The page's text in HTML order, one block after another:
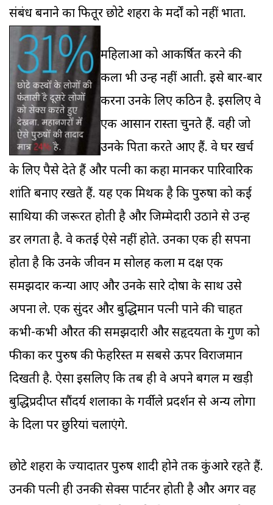
संबंध बनाने का फितूर छोटे शहरों के मर्दों को नहीं भाता.
महिलाओं को आकर्षित करने की
कला भी उन्हें नहीं आती. इसे बार-बार
करना उनके लिए कठिन है. इसलिए वे
एक आसान रास्ता चुनते हैं. वही जो
उनके पिता करते आए हैं. वे घर खर्च
के लिए पैसे देते हैं और पत्नी का कहा मानकर पारिवारिक
शांति बनाए रखते हैं. यह एक मिथक है कि पुरुषों को कई
साथियों की जरूरत होती है और जिम्मेदारी उठाने से उन्हें
डर लगता है. वे कतई ऐसे नहीं होते. उनका एक ही सपना
होता है कि उनके जीवन में सोलह कला में दक्ष एक
समझदार कन्या आए और उनके सारे दोषों के साथ उसे
अपना ले. एक सुंदर और बुद्धिमान पत्नी पाने की चाहत
कभी-कभी औरत की समझदारी और सहृदयता के गुण को
फीका कर पुरुष की फेहरिस्त में सबसे ऊपर विराजमान
दिखती है. ऐसा इसलिए कि तब ही वे अपने बगल में खड़ी
बुद्धिप्रदीप्त सौंदर्य शलाका के गर्वीले प्रदर्शन से अन्य लोगों
के दिलों पर छुरियां चलाएंगे.
छोटे शहरों के ज्यादातर पुरुष शादी होने तक कुंआरे रहते हैं.
उनकी पत्नी ही उनकी सेक्स पार्टनर होती है और अगर वह